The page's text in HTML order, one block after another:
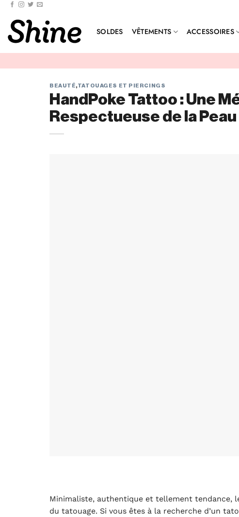
Passer
contenu
SOLDES VÊTEMENTS ACCESSOIRES
BEAUTÉ,TATOUAGES ET PIERCINGS
HandPoke Tattoo : Une
Respectueuse de la Peau
Minimaliste, authentique et tellement tendance,
du tatouage. Si vous êtes à la recherche d’un